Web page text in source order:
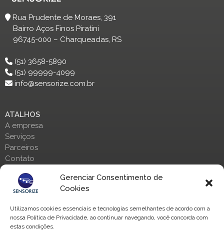
Gerenciar Consentimento de
Cookies
Utilizamos cookies essenciais e tecnologias semelhantes de acordo com a
nossa Política de Privacidade, ao continuar navegando, você concorda com
estas condições.
Rua Prudente de Moraes, 391
Bairro Aços Finos Piratini
96745-000 – Charqueadas, RS
(51) 3658-5890
(51) 99999-4099
info@sensorize.com.br
ATALHOS
A empresa
Serviços
Parceiros
Contato
ENTRE EM CONTATO